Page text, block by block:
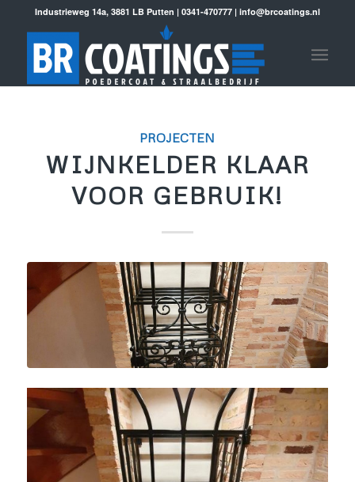
Industrieweg 14a, 3881 LB Putten | 0341-470777 | info@brcoatings.nl
PROJECTEN
WIJNKELDER KLAAR
VOOR GEBRUIK!